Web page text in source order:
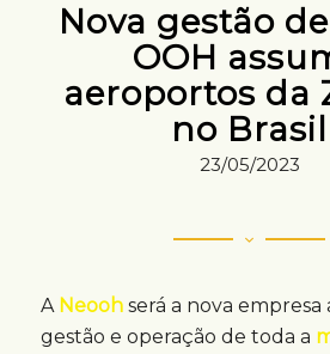
Nova gestão
OOH
aeroportos da
no Brasil
23/05/2023
A Neooh será a nova empresa
gestão e operação de toda a